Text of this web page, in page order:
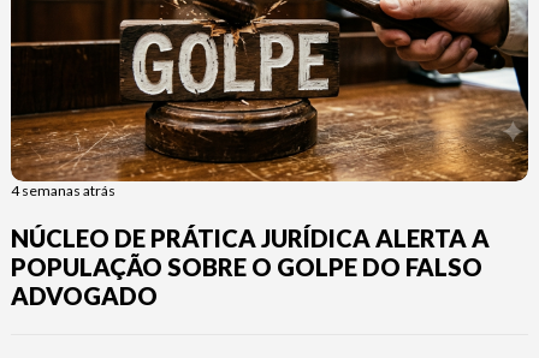
4 semanas atrás
NÚCLEO DE PRÁTICA JURÍDICA ALERTA A
POPULAÇÃO SOBRE O GOLPE DO FALSO
ADVOGADO